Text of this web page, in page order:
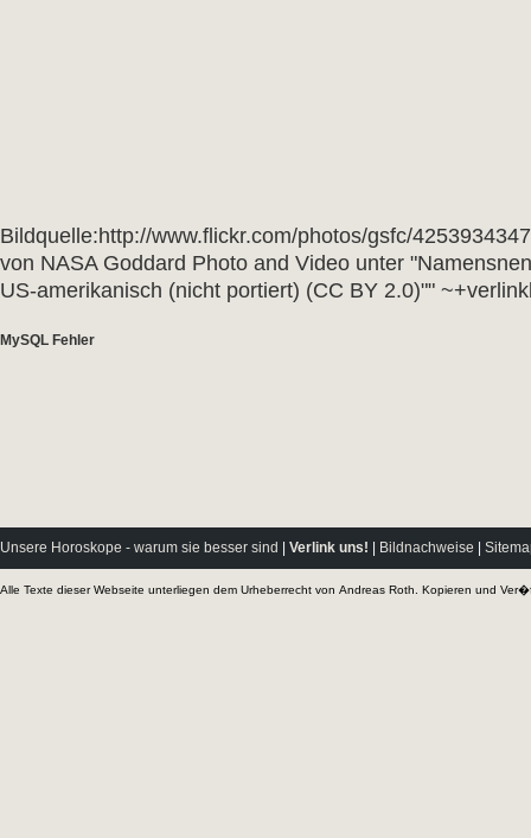
Bildquelle:http://www.flickr.com/photos/gsfc/
von NASA Goddard Photo and Video unter
US-amerikanisch (nicht portiert) (CC BY 2.0)""
Unsere Horoskope - warum sie besser sind Verlink uns! Bildnachweise
Alle Texte dieser Webseite unterliegen dem Urheberrecht von Andreas Roth . Kopieren und